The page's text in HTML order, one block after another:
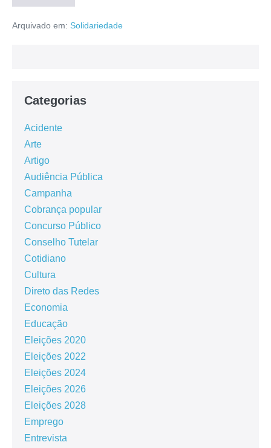
Arquivado em: Solidariedade
Categorias
Acidente
Arte
Artigo
Audiência Pública
Campanha
Cobrança popular
Concurso Público
Conselho Tutelar
Cotidiano
Cultura
Direto das Redes
Economia
Educação
Eleições 2020
Eleições 2022
Eleições 2024
Eleições 2026
Eleições 2028
Emprego
Entrevista